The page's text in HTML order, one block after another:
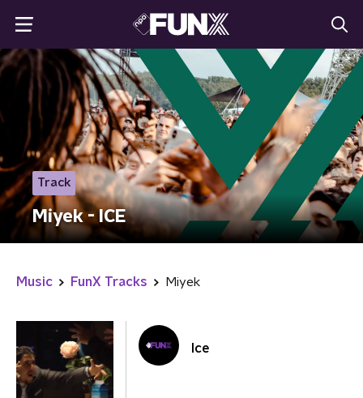
Track
Miyek - ICE
Music FunX Tracks Miyek
Ice